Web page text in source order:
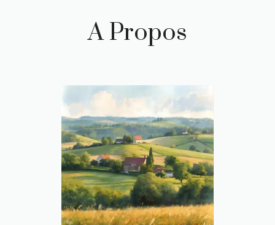
A Propos